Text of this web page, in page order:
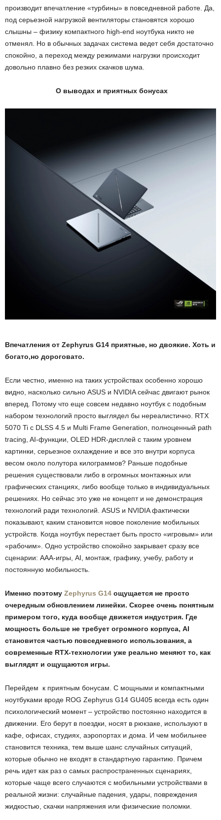
производит впечатление «турбины» в повседневной работе. Да,
под серьезной нагрузкой вентиляторы становятся хорошо
слышны – физику компактного high-end ноутбука никто не
отменял. Но в обычных задачах система ведет себя достаточно
спокойно, а переход между режимами нагрузки происходит
довольно плавно без резких скачков шума.
О выводах и приятных бонусах
Впечатления от Zephyrus G14 приятные, но двоякие. Хоть и
богато,но дороговато.
Если честно, именно на таких устройствах особенно хорошо
видно, насколько сильно ASUS и NVIDIA сейчас двигают рынок
вперед. Потому что еще совсем недавно ноутбук с подобным
набором технологий просто выглядел бы нереалистично. RTX
5070 Ti с DLSS 4.5 и Multi Frame Generation, полноценный path
tracing, AI-функции, OLED HDR-дисплей с таким уровнем
картинки, серьезное охлаждение и все это внутри корпуса
весом около полутора килограммов? Раньше подобные
решения существовали либо в огромных монтажных или
графических станциях, либо вообще только в индивидуальных
решениях. Но сейчас это уже не концепт и не демонстрация
технологий ради технологий. ASUS и NVIDIA фактически
показывают, каким становится новое поколение мобильных
устройств. Когда ноутбук перестает быть просто «игровым» или
«рабочим». Одно устройство спокойно закрывает сразу все
сценарии: AAA-игры, AI, монтаж, графику, учебу, работу и
постоянную мобильность.
Именно поэтому Zephyrus G14 ощущается не просто
очередным обновлением линейки. Скорее очень понятным
примером того, куда вообще движется индустрия. Где
мощность больше не требует огромного корпуса, AI
становится частью повседневного использования, а
современные RTX-технологии уже реально меняют то, как
выглядят и ощущаются игры.
Перейдем к приятным бонусам. С мощными и компактными
ноутбуками вроде ROG Zephyrus G14 GU405 всегда есть один
психологический момент – устройство постоянно находится в
движении. Его берут в поездки, носят в рюкзаке, используют в
кафе, офисах, студиях, аэропортах и дома. И чем мобильнее
становится техника, тем выше шанс случайных ситуаций,
которые обычно не входят в стандартную гарантию. Причем
речь идет как раз о самых распространенных сценариях,
которые чаще всего случаются с мобильными устройствами в
реальной жизни: случайные падения, удары, повреждения
жидкостью, скачки напряжения или физические поломки.